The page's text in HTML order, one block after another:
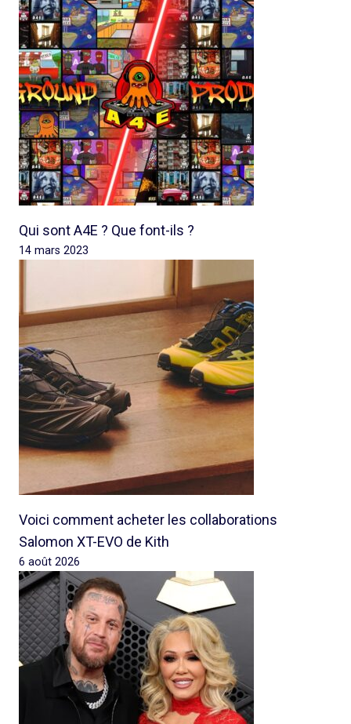
Qui sont A4E ? Que font-ils ?
14 mars 2023
Voici comment acheter les collaborations
Salomon XT-EVO de Kith
6 août 2026